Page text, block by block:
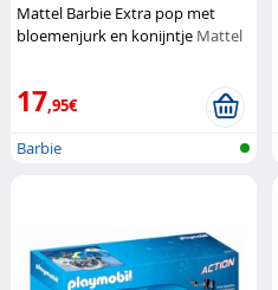
Mattel Barbie Extra pop met
bloemenjurk en konijntje Mattel
17,95€
Barbie